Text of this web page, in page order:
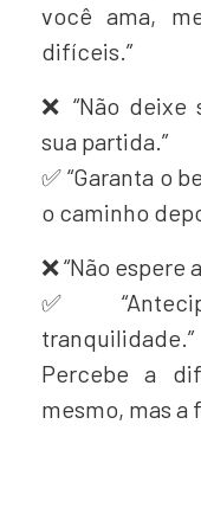
você ama,
difíceis.”
❌ “Não
sua partida.”
✅ “Garanta o
o caminho
❌ “Não
✅
tranquilidade.”
Percebe a
mesmo, mas a